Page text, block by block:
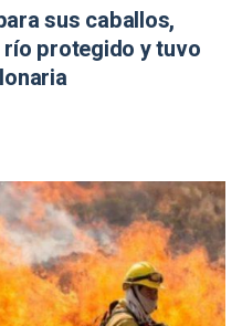
sus caballos,
protegido y tuvo